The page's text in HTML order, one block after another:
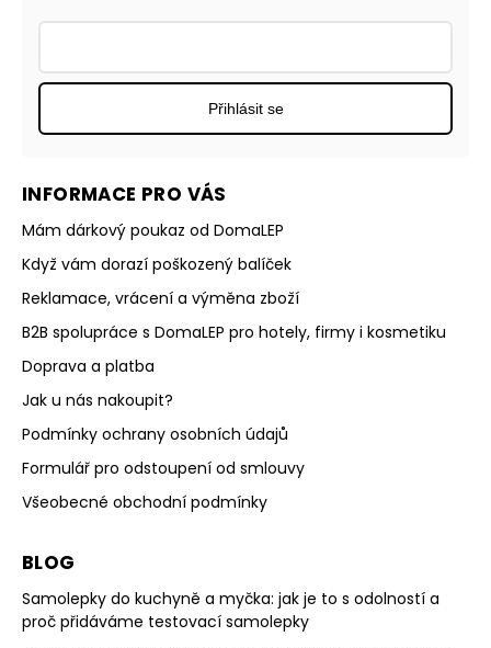
INFORMACE PRO VÁS
Mám dárkový poukaz od DomaLEP
Když vám dorazí poškozený balíček
Reklamace, vrácení a výměna zboží
B2B spolupráce s DomaLEP pro hotely, firmy i kosmetiku
Doprava a platba
Jak u nás nakoupit?
Podmínky ochrany osobních údajů
Formulář pro odstoupení od smlouvy
Všeobecné obchodní podmínky
BLOG
Samolepky do kuchyně a myčka: jak je to s odolností a
proč přidáváme testovací samolepky
Přihlásit se